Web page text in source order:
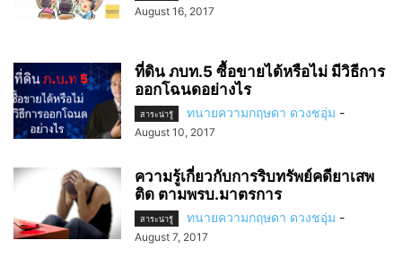
August 16, 2017
ที่ดิน ภบท.5 ซื้อขายได้หรือไม่ มีวิธีการ
ออกโฉนดอย่างไร
สาระน่ารู้ ทนายความกฤษดา ดวงชอุ่ม -
August 10, 2017
ความรู้เกี่ยวกับการริบทรัพย์คดียาเสพ
ติด ตามพรบ.มาตรการ
สาระน่ารู้ ทนายความกฤษดา ดวงชอุ่ม -
August 7, 2017